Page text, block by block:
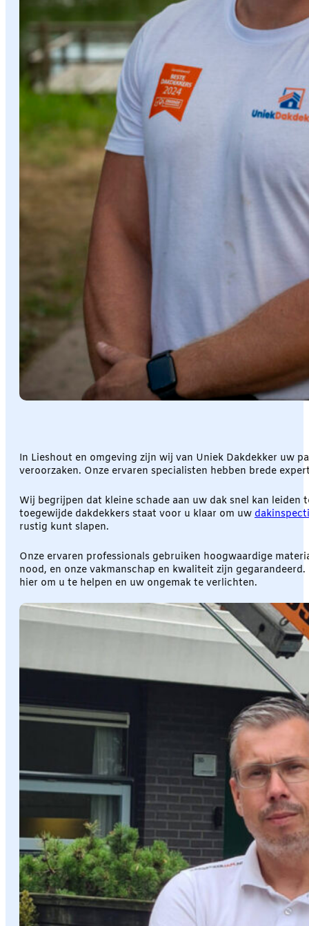
In Lieshout en omgeving zijn wij van Uniek Dakdekker uw
veroorzaken. Onze ervaren specialisten hebben brede
Wij begrijpen dat kleine schade aan uw dak snel kan
toegewijde dakdekkers staat voor u klaar om uw
rustig kunt slapen.
Onze ervaren professionals gebruiken hoogwaardige
nood, en onze vakmanschap en kwaliteit zijn
hier om u te helpen en uw ongemak te verlichten.